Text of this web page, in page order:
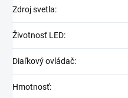
Zdroj svetla:
Životnosť LED:
Diaľkový ovládač:
Hmotnosť: